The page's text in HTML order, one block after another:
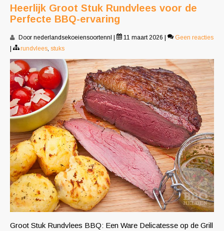
Heerlijk Groot Stuk Rundvlees voor de
Perfecte BBQ-ervaring
Door nederlandsekoeiensoortennl 11 maart 2026
Geen reacties
rundvlees, stuks
Groot Stuk Rundvlees BBQ: Een Ware Delicatesse op de Grill